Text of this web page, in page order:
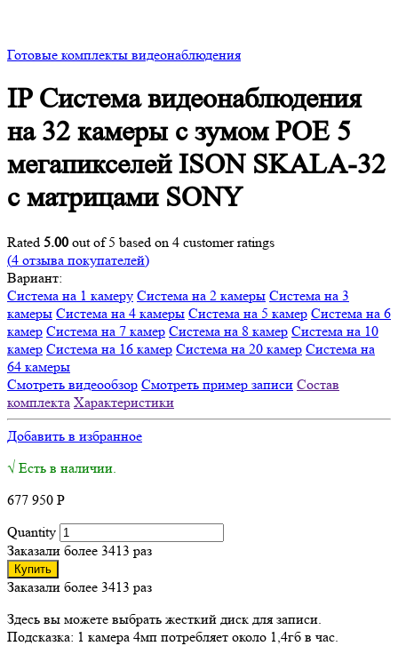
Готовые комплекты видеонаблюдения
IP Система видеонаблюдения
на 32 камеры с зумом POE 5
мегапикселей ISON SKALA-32
с матрицами SONY
Rated 5.00 out of 5 based on 4 customer ratings
(4 отзыва покупателей)
Вариант:
Система на 1 камеру Система на 2 камеры Система на 3
камеры Система на 4 камеры Система на 5 камер Система на 6
камер Система на 7 камер Система на 8 камер Система на 10
камер Система на 16 камер Система на 20 камер Система на
64 камеры
Смотреть видеообзор Смотреть пример записи Состав
комплекта Характеристики
Добавить в избранное
√ Есть в наличии.
677 950 Р
Quantity
Заказали более 3413 раз
Купить
Заказали более 3413 раз
Здесь вы можете выбрать жесткий диск для записи.
Подсказка: 1 камера 4мп потребляет около 1,4гб в час.